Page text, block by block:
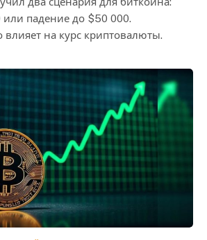
или падение до $50 000.
влияет на курс криптовалюты.